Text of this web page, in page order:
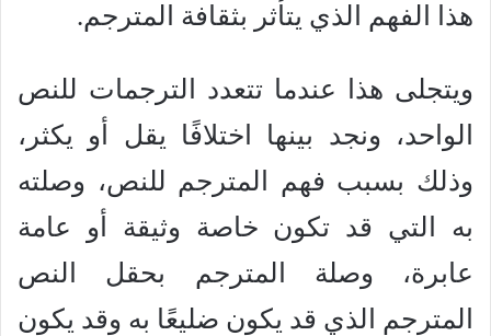
هذا الفهم الذي يتأثر بثقافة المترجم.
ويتجلى هذا عندما تتعدد الترجمات للنص
الواحد، ونجد بينها اختلافًا يقل أو يكثر،
وذلك بسبب فهم المترجم للنص، وصلته
به التي قد تكون خاصة وثيقة أو عامة
عابرة، وصلة المترجم بحقل النص
المترجم الذي قد يكون ضليعًا به وقد يكون